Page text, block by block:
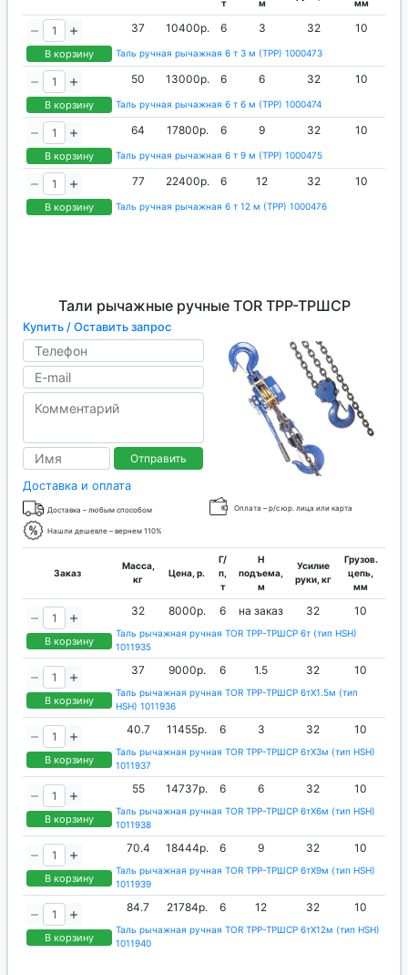
т
м
мм
В корзину
37 10400р. 6 3 32 10
Таль ручная рычажная 6 т 3 м (ТРР) 1000473
В корзину
50 13000р. 6 6 32 10
Таль ручная рычажная 6 т 6 м (ТРР) 1000474
В корзину
64 17800р. 6 9 32 10
Таль ручная рычажная 6 т 9 м (ТРР) 1000475
В корзину
77 22400р. 6 12 32 10
Таль ручная рычажная 6 т 12 м (ТРР) 1000476
Тали рычажные ручные TOR ТРР-ТРШСР
Купить / Оставить запрос
Отправить
Доставка и оплата
Доставка – любым способом Оплата – р/с юр. лица или карта
Нашли дешевле – вернем 110%
Заказ
Масса,
кг
Цена, р.
Г/
п,
т
H
подъема,
м
Усилие
руки, кг
Грузов.
цепь,
мм
В корзину
32 8000р. 6 на заказ 32 10
Таль рычажная ручная TOR ТРР-ТРШСР 6т (тип HSH)
1011935
В корзину
37 9000р. 6 1.5 32 10
Таль рычажная ручная TOR ТРР-ТРШСР 6тХ1.5м (тип
HSH) 1011936
В корзину
40.7 11455р. 6 3 32 10
Таль рычажная ручная TOR ТРР-ТРШСР 6тХ3м (тип HSH)
1011937
В корзину
55 14737р. 6 6 32 10
Таль рычажная ручная TOR ТРР-ТРШСР 6тХ6м (тип HSH)
1011938
В корзину
70.4 18444р. 6 9 32 10
Таль рычажная ручная TOR ТРР-ТРШСР 6тХ9м (тип HSH)
1011939
В корзину
84.7 21784р. 6 12 32 10
Таль рычажная ручная TOR ТРР-ТРШСР 6тХ12м (тип HSH)
1011940